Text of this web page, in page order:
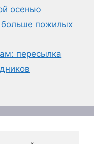
осенью
больше пожилых
пересылка